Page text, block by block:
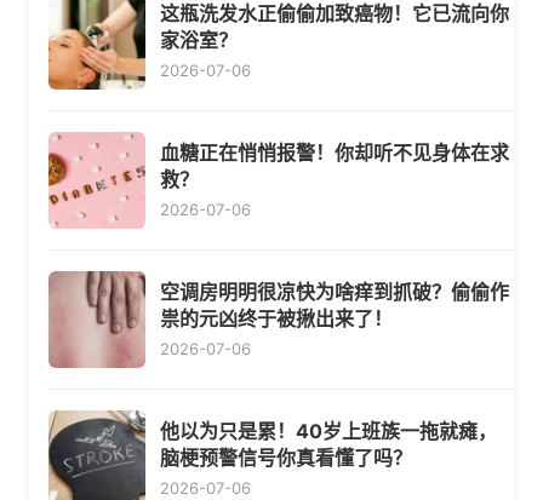
这瓶洗发水正偷偷加致癌物！它已流向你
家浴室？
2026-07-06
血糖正在悄悄报警！你却听不见身体在求
救？
2026-07-06
空调房明明很凉快为啥痒到抓破？偷偷作
祟的元凶终于被揪出来了！
2026-07-06
他以为只是累！40岁上班族一拖就瘫，
脑梗预警信号你真看懂了吗？
2026-07-06